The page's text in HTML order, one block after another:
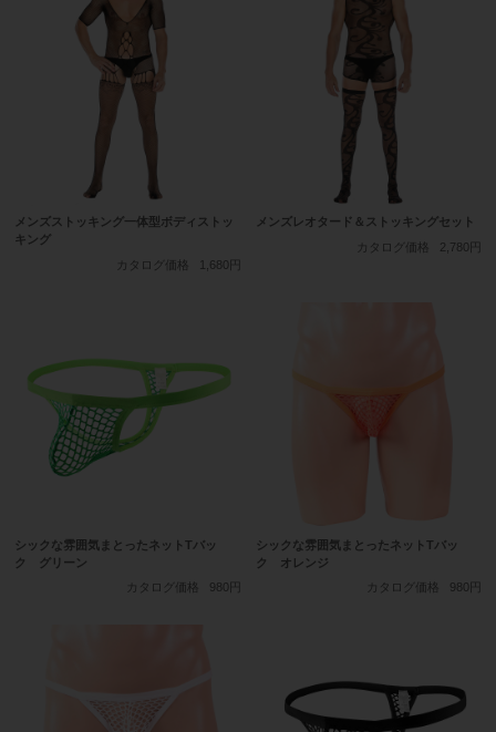
メンズストッキング一体型ボディストッ
キング
カタログ価格
1,680円
メンズレオタード＆ストッキングセット
カタログ価格
2,780円
シックな雰囲気まとったネットTバッ
ク グリーン
カタログ価格
980円
シックな雰囲気まとったネットTバッ
ク オレンジ
カタログ価格
980円